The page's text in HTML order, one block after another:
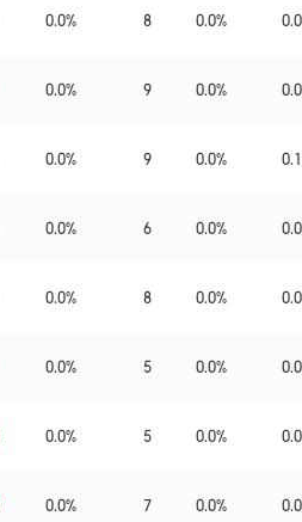
0.0% 8 0.0% 0.0
0.0% 9 0.0% 0.0
0.0% 9 0.0% 0.1
0.0% 6 0.0% 0.0
0.0% 8 0.0% 0.0
0.0% 5 0.0% 0.0
0.0% 5 0.0% 0.0
0.0% 7 0.0% 0.0